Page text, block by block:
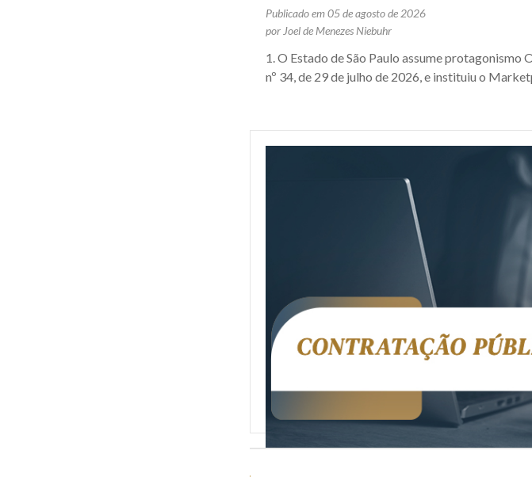
Publicado em 05 de agosto de 2026
por Joel de Menezes Niebuhr
1. O Estado de São Paulo assume protagonismo
nº 34, de 29 de julho de 2026, e instituiu o